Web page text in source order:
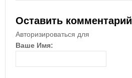
Оставить комментарий
Авторизироваться для
Ваше Имя: